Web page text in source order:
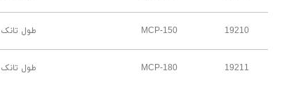
19210
MCP-150 طول تانک تا 150
19211
MCP-180 طول تانک تا 180